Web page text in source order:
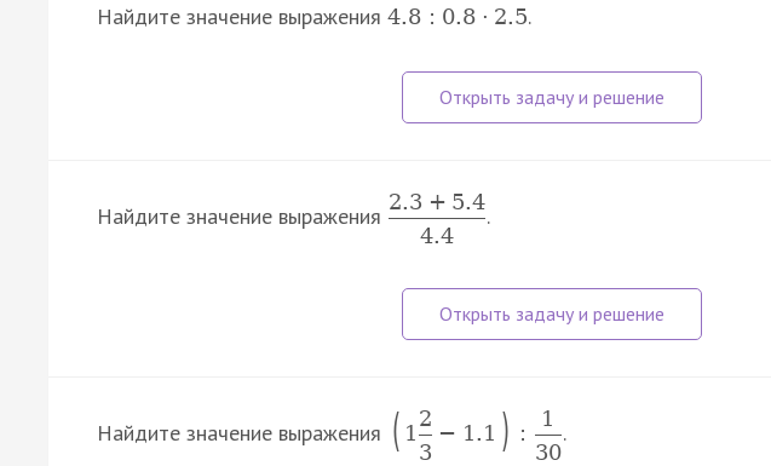
Найдите значение выражения 4.8 : 0.8 · 2.5.
Найдите значение выражения
2.3 + 5.4
4.4
.
Найдите значение выражения ( 1
2
3
− 1.1 ) :
1
30
.